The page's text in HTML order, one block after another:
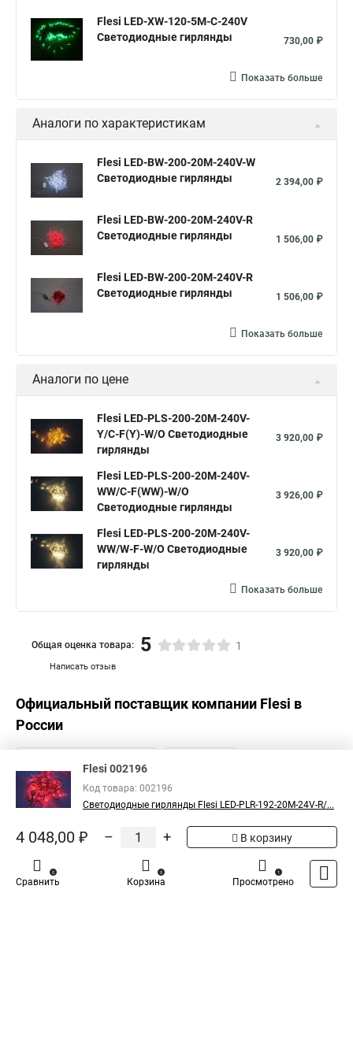
Flesi LED-XW-120-5M-C-240V
Светодиодные гирлянды
730,00 ₽
Показать больше
Аналоги по характеристикам
Flesi LED-BW-200-20M-240V-W
Светодиодные гирлянды
2 394,00 ₽
Flesi LED-BW-200-20M-240V-R
Светодиодные гирлянды
1 506,00 ₽
Flesi LED-BW-200-20M-240V-R
Светодиодные гирлянды
1 506,00 ₽
Показать больше
Аналоги по цене
Flesi LED-PLS-200-20M-240V-
Y/C-F(Y)-W/O Светодиодные
гирлянды
3 920,00 ₽
Flesi LED-PLS-200-20M-240V-
WW/C-F(WW)-W/O
Светодиодные гирлянды
3 926,00 ₽
Flesi LED-PLS-200-20M-240V-
WW/W-F-W/O Светодиодные
гирлянды
3 920,00 ₽
Показать больше
Написать отзыв
Общая оценка товара: 5 1
Официальный поставщик компании Flesi в
России
Flesi 002196
Код товара: 002196
Светодиодные гирлянды Flesi LED-PLR-192-20M-24V-R/...
4 048,00 ₽ – + В корзину
Сравнить
0
Корзина
0
Просмотрено
1